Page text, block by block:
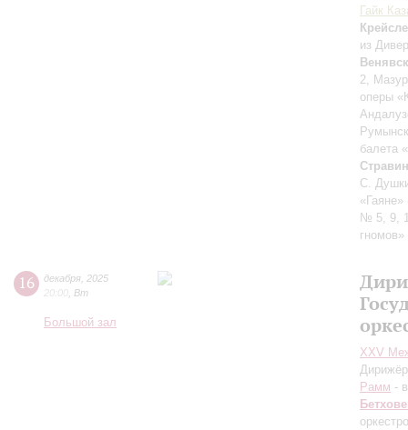
Гайк
из
2,
оперы
балета
С.
№ 5, 9,
гномов»
16 декабря 2025
20:00 Вт
Большой зал
XXV
Рамм -